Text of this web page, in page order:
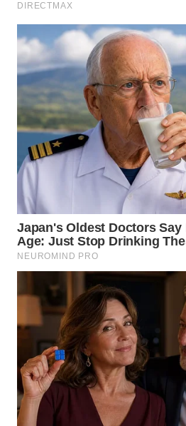
GORONTALO
WN
SULUT
WN
MALUKU
MALUT
WN
DAIRI
DANAU
TOBA
WN
NIAS
WN
LANGKAT